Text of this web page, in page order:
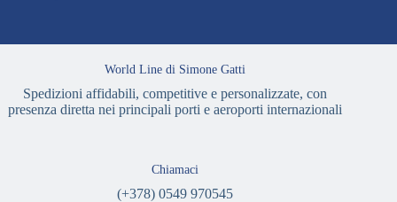
World Line di Simone Gatti
Spedizioni affidabili, competitive e personalizzate, con
presenza diretta nei principali porti e aeroporti internazionali
Chiamaci
(+378) 0549 970545